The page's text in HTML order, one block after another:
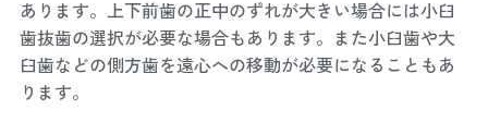
あります。上下前歯の正中のずれが大きい場合には小臼
歯抜歯の選択が必要な場合もあります。また小臼歯や大
臼歯などの側方歯を遠心への移動が必要になることもあ
ります。